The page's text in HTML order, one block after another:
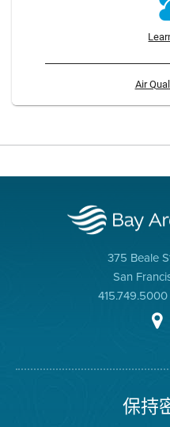
Air
375 Beale
San
保持